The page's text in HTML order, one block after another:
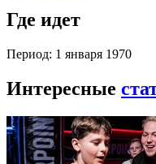
Где идет
Период: 1 января 1970
Интересные